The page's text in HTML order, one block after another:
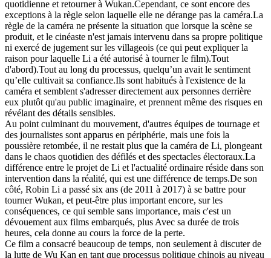
quotidienne et retourner à Wukan.Cependant, ce sont encore des
exceptions à la règle selon laquelle elle ne dérange pas la caméra.La
règle de la caméra ne présente la situation que lorsque la scène se
produit, et le cinéaste n'est jamais intervenu dans sa propre politique
ni exercé de jugement sur les villageois (ce qui peut expliquer la
raison pour laquelle Li a été autorisé à tourner le film).Tout
d'abord).Tout au long du processus, quelqu’un avait le sentiment
qu’elle cultivait sa confiance.Ils sont habitués à l'existence de la
caméra et semblent s'adresser directement aux personnes derrière
eux plutôt qu'au public imaginaire, et prennent même des risques en
révélant des détails sensibles.
Au point culminant du mouvement, d'autres équipes de tournage et
des journalistes sont apparus en périphérie, mais une fois la
poussière retombée, il ne restait plus que la caméra de Li, plongeant
dans le chaos quotidien des défilés et des spectacles électoraux.La
différence entre le projet de Li et l'actualité ordinaire réside dans son
intervention dans la réalité, qui est une différence de temps.De son
côté, Robin Li a passé six ans (de 2011 à 2017) à se battre pour
tourner Wukan, et peut-être plus important encore, sur les
conséquences, ce qui semble sans importance, mais c'est un
dévouement aux films embarqués, plus Avec sa durée de trois
heures, cela donne au cours la force de la perte.
Ce film a consacré beaucoup de temps, non seulement à discuter de
la lutte de Wu Kan en tant que processus politique chinois au niveau